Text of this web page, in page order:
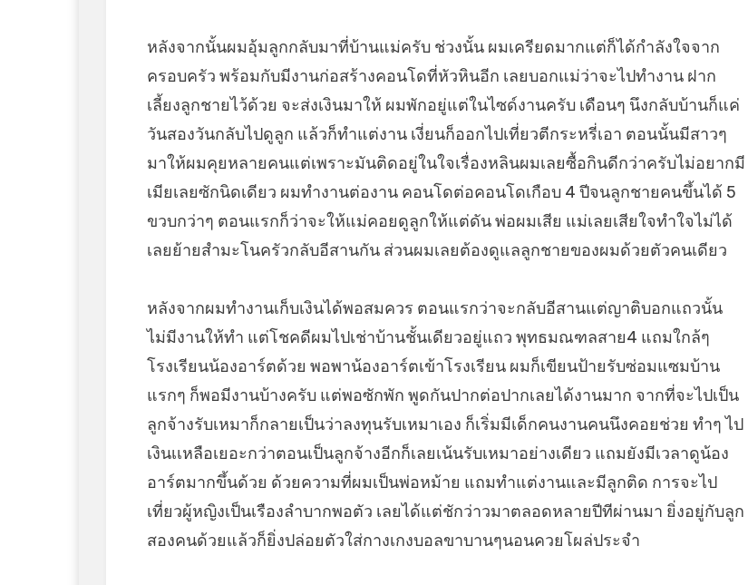
หลังจากนั้นผมอุ้มลูกกลับมาที่บ้านแม่ครับ ช่วงนั้น ผมเครียดมากแต่ก็ได้กำลังใจจาก
ครอบครัว พร้อมกับมีงานก่อสร้างคอนโดที่หัวหินอีก เลยบอกแม่ว่าจะไปทำงาน ฝาก
เลี้ยงลูกชายไว้ด้วย จะส่งเงินมาให้ ผมพักอยู่แต่ในไซด์งานครับ เดือนๆ นึงกลับบ้านก็แค่
วันสองวันกลับไปดูลูก แล้วก็ทำแต่งาน เงี่ยนก็ออกไปเที่ยวตีกระหรี่เอา ตอนนั้นมีสาวๆ
มาให้ผมคุยหลายคนแต่เพราะมันติดอยู่ในใจเรื่องหลินผมเลยซื้อกินดีกว่าครับไม่อยากมี
เมียเลยซักนิดเดียว ผมทำงานต่องาน คอนโดต่อคอนโดเกือบ 4 ปีจนลูกชายคนขึ้นได้ 5
ขวบกว่าๆ ตอนแรกก็ว่าจะให้แม่คอยดูลูกให้แต่ดัน พ่อผมเสีย แม่เลยเสียใจทำใจไม่ได้
เลยย้ายสำมะโนครัวกลับอีสานกัน ส่วนผมเลยต้องดูแลลูกชายของผมด้วยตัวคนเดียว
หลังจากผมทำงานเก็บเงินได้พอสมควร ตอนแรกว่าจะกลับอีสานแต่ญาติบอกแถวนั้น
ไม่มีงานให้ทำ แต่โชคดีผมไปเช่าบ้านชั้นเดียวอยู่แถว พุทธมณฑลสาย4 แถมใกล้ๆ
โรงเรียนน้องอาร์ตด้วย พอพาน้องอาร์ตเข้าโรงเรียน ผมก็เขียนป้ายรับซ่อมแซมบ้าน
แรกๆ ก็พอมีงานบ้างครับ แต่พอซักพัก พูดกันปากต่อปากเลยได้งานมาก จากที่จะไปเป็น
ลูกจ้างรับเหมาก็กลายเป็นว่าลงทุนรับเหมาเอง ก็เริ่มมีเด็กคนงานคนนึงคอยช่วย ทำๆ ไป
เงินเเหลือเยอะกว่าตอนเป็นลูกจ้างอีกก็เลยเน้นรับเหมาอย่างเดียว แถมยังมีเวลาดูน้อง
อาร์ตมากขึ้นด้วย ด้วยความที่ผมเป็นพ่อหม้าย แถมทำแต่งานและมีลูกติด การจะไป
เที่ยวผู้หญิงเป็นเรืองลำบากพอตัว เลยได้แต่ชักว่าวมาตลอดหลายปีทีผ่านมา ยิ่งอยู่กับลูก
สองคนด้วยแล้วก็ยิ่งปล่อยตัวใส่กางเกงบอลขาบานๆนอนควยโผล่ประจำ